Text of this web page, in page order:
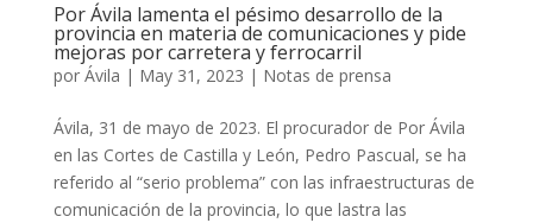
Por Ávila lamenta el pésimo desarrollo de la
provincia en materia de comunicaciones y pide
mejoras por carretera y ferrocarril
por Ávila | May 31, 2023 | Notas de prensa
Ávila, 31 de mayo de 2023. El procurador de Por Ávila
en las Cortes de Castilla y León, Pedro Pascual, se ha
referido al “serio problema” con las infraestructuras de
comunicación de la provincia, lo que lastra las